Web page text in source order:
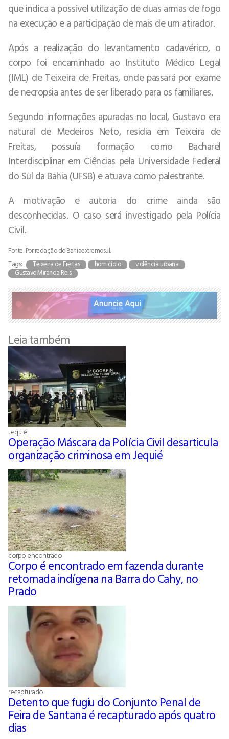
que indica a possível utilização de duas armas de fogo
na execução e a participação de mais de um atirador.
Após a realização do levantamento cadavérico, o
corpo foi encaminhado ao Instituto Médico Legal
(IML) de Teixeira de Freitas, onde passará por exame
de necropsia antes de ser liberado para os familiares.
Segundo informações apuradas no local, Gustavo era
natural de Medeiros Neto, residia em Teixeira de
Freitas, possuía formação como Bacharel
Interdisciplinar em Ciências pela Universidade Federal
do Sul da Bahia (UFSB) e atuava como palestrante.
A motivação e autoria do crime ainda são
desconhecidas. O caso será investigado pela Polícia
Civil.
Fonte: Por redação do Bahiaextremosul.
Tags:
Teixeira de Freitas homicídio
violência urbana
Gustavo Miranda Reis
Leia também
Jequié
Operação Máscara da Polícia Civil desarticula
organização criminosa em Jequié
corpo encontrado
Corpo é encontrado em fazenda durante
retomada indígena na Barra do Cahy, no
Prado
recapturado
Detento que fugiu do Conjunto Penal de
Feira de Santana é recapturado após quatro
dias